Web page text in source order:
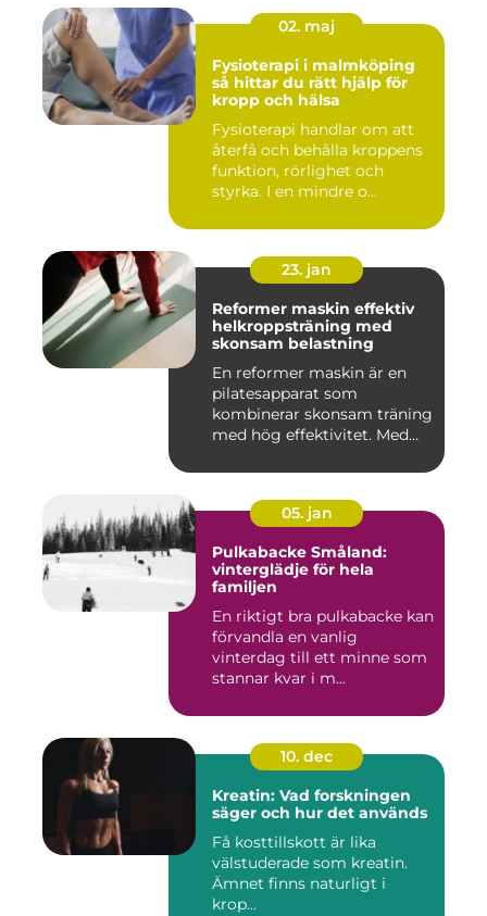
02. maj
Fysioterapi i malmköping
så hittar du rätt hjälp för
kropp och hälsa
Fysioterapi handlar om att
återfå och behålla kroppens
funktion, rörlighet och
styrka. I en mindre o...
23. jan
Reformer maskin effektiv
helkroppsträning med
skonsam belastning
En reformer maskin är en
pilatesapparat som
kombinerar skonsam träning
med hög effektivitet. Med
05. jan
Pulkabacke Småland:
vinterglädje för hela
familjen
En riktigt bra pulkabacke kan
förvandla en vanlig
vinterdag till ett minne som
stannar kvar i m...
10. dec
Kreatin: Vad forskningen
säger och hur det används
Få kosttillskott är lika
välstuderade som kreatin.
Ämnet finns naturligt i
krop...